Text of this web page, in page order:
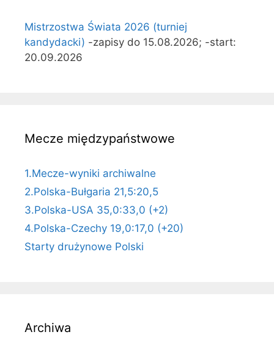
Mistrzostwa Świata 2026 (turniej
kandydacki) -zapisy do 15.08.2026; -start:
20.09.2026
Mecze międzypaństwowe
1.Mecze-wyniki archiwalne
2.Polska-Bułgaria 21,5:20,5
3.Polska-USA 35,0:33,0 (+2)
4.Polska-Czechy 19,0:17,0 (+20)
Starty drużynowe Polski
Archiwa